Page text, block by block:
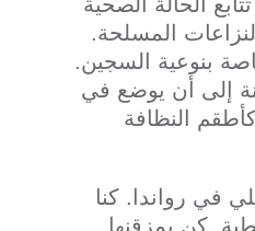
المسلحة.
بنوعية السجين.
إلى أن يوضع في
النظافة
في رواندا. كنا
كن يمزقنها